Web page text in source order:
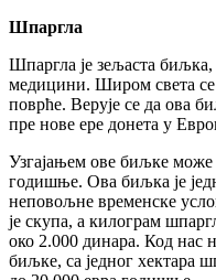
Шпаргла
Шпаргла је зељаста
медицини. Широм света се
поврће. Верује се да ова
пре нове ере донета у
Узгајањем ове биљке може
годишње. Ова биљка је
неповољне временске
је скупа, а килограм
око 2.000 динара. Код нас
биљке, са једног хектара